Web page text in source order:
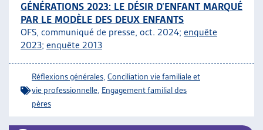
GÉNÉRATIONS 2023: LE DÉSIR D’ENFANT MARQUÉ
PAR LE MODÈLE DES DEUX ENFANTS
OFS, communiqué de presse, oct. 2024; enquête
2023; enquête 2013
Réflexions générales Conciliation vie familiale et
vie professionnelle Engagement familial des
pères